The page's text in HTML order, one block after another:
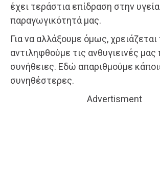
έχει τεράστια επίδραση στην
παραγωγικότητά μας.
Για να αλλάξουμε όμως,
αντιληφθούμε τις ανθυγιεινές
συνήθειες. Εδώ απαριθμούμε
συνηθέστερες.
Advertisment